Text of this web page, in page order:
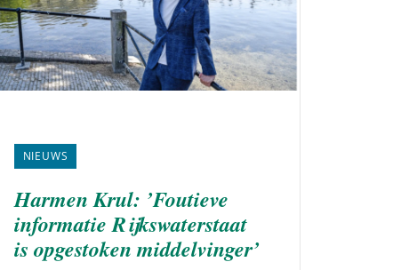
NIEUWS
Harmen Krul: ’Foutieve
informatie Rijkswaterstaat
is opgestoken middelvinger’